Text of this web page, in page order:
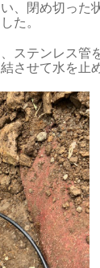
、閉め切った
た。
ステンレス管
させて水を止